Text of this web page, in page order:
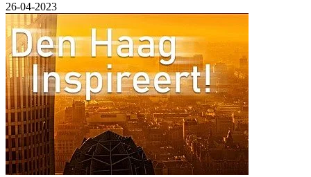
26-04-2023